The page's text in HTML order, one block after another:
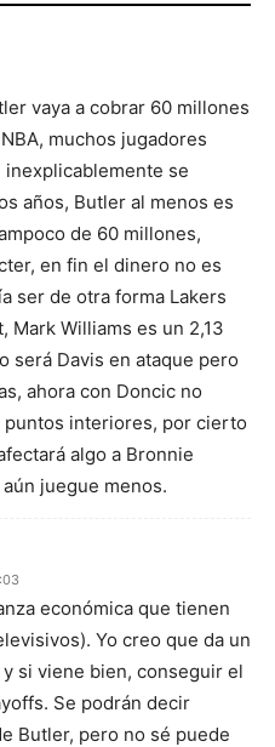
vaya a cobrar 60 millones
muchos jugadores
inexplicablemente se
años, Butler al menos es
de 60 millones,
en fin el dinero no es
ser de otra forma Lakers
Mark Williams es un 2,13
será Davis en ataque pero
ahora con Doncic no
puntos interiores, por cierto
algo a Bronnie
juegue menos.
económica que tienen
Yo creo que da un
si viene bien, conseguir el
Se podrán decir
Butler, pero no sé puede